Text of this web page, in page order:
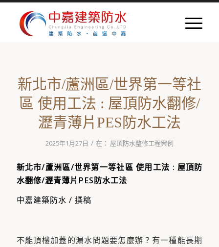
新北市/蘆洲區/世界第一等社
區 使用工法 : 屋頂防水翻修/
瀝青薄片PES防水工法
2025年1月27日 / 在： 屋頂防水整修工程案例
新北市/蘆洲區/世界第一等社區 使用工法 : 屋頂防
水翻修/瀝青薄片PES防水工法
中嘉建築防水 / 撰稿
不能頂樓加蓋的漏水問題要怎麼辦？有一種能長期